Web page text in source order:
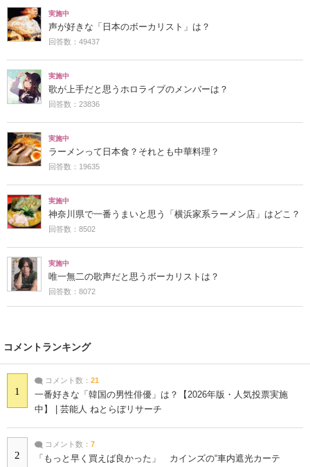
実施中
声が好きな「日本のボーカリスト」は？
回答数：49437
実施中
歌が上手だと思うホロライブのメンバーは？
回答数：23836
実施中
ラーメンって日本食？それとも中華料理？
回答数：19635
実施中
神奈川県で一番うまいと思う「横浜家系ラーメン店」はどこ？
回答数：8502
実施中
唯一無二の歌声だと思うボーカリストは？
回答数：8072
コメントランキング
1
コメント数： 21
一番好きな「韓国の男性俳優」は？【2026年版・人気投票実施
中】 | 芸能人 ねとらぼリサーチ
2
コメント数： 7
「もっと早く買えば良かった」 カインズの“車内遮光カーテ